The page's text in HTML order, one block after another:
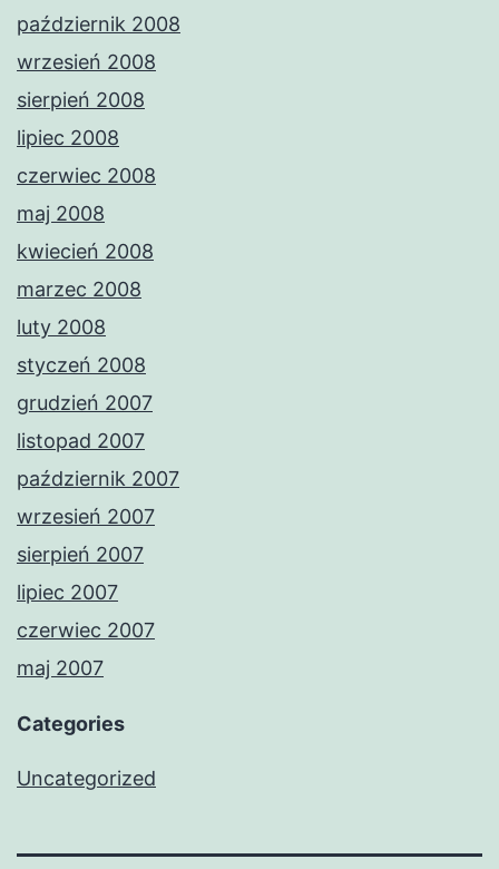
październik 2008
wrzesień 2008
sierpień 2008
lipiec 2008
czerwiec 2008
maj 2008
kwiecień 2008
marzec 2008
luty 2008
styczeń 2008
grudzień 2007
listopad 2007
październik 2007
wrzesień 2007
sierpień 2007
lipiec 2007
czerwiec 2007
maj 2007
Categories
Uncategorized